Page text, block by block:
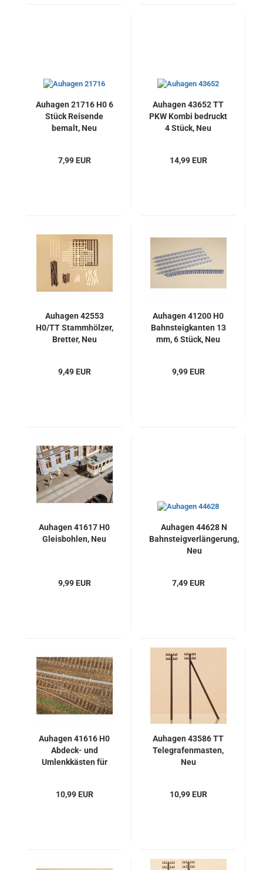
Auhagen 21716 H0 6
Stück Reisende
bemalt, Neu
7,99 EUR
Auhagen 43652 TT
PKW Kombi bedruckt
4 Stück, Neu
14,99 EUR
Auhagen 42553
H0/TT Stammhölzer,
Bretter, Neu
9,49 EUR
Auhagen 41200 H0
Bahnsteigkanten 13
mm, 6 Stück, Neu
9,99 EUR
Auhagen 41617 H0
Gleisbohlen, Neu
9,99 EUR
Auhagen 44628 N
Bahnsteigverlängerung,
Neu
7,49 EUR
Auhagen 41616 H0
Abdeck- und
Umlenkkästen für
10,99 EUR
Auhagen 43586 TT
Telegrafenmasten,
Neu
10,99 EUR